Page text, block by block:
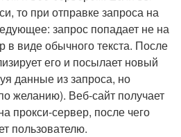
то при отправке запроса на
запрос попадает не на
в виде обычного текста. После
его и посылает новый
данные из запроса, но
желанию). Веб-сайт получает
прокси-сервер, после чего
пользователю.